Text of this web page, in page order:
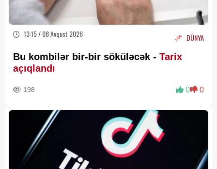
13:15 / 08 Avqust 2026 DÜNYA
Bu kombilər bir-bir söküləcək - Tarix
açıqlandı
198 0 0